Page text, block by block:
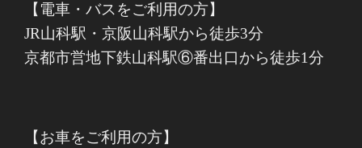
【電車・バスをご利用の方】
JR山科駅・京阪山科駅から徒歩3分
京都市営地下鉄山科駅⑥番出口から徒歩1分
【お車をご利用の方】